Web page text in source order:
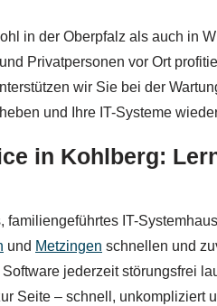
in der Oberpfalz als auch in
Privatpersonen vor Ort
wir Sie bei der
und Ihre IT-Systeme
in Kohlberg:
familiengeführtes IT-
und Metzingen schnellen und
jederzeit störungsfrei
Seite – schnell, unkompliziert